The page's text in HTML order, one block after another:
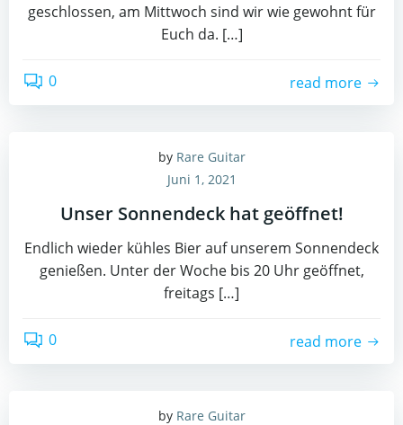
geschlossen, am Mittwoch sind wir wie gewohnt für
Euch da. […]
0 read more
by Rare Guitar
Juni 1, 2021
Unser Sonnendeck hat geöffnet!
Endlich wieder kühles Bier auf unserem Sonnendeck
genießen. Unter der Woche bis 20 Uhr geöffnet,
freitags […]
0 read more
by Rare Guitar